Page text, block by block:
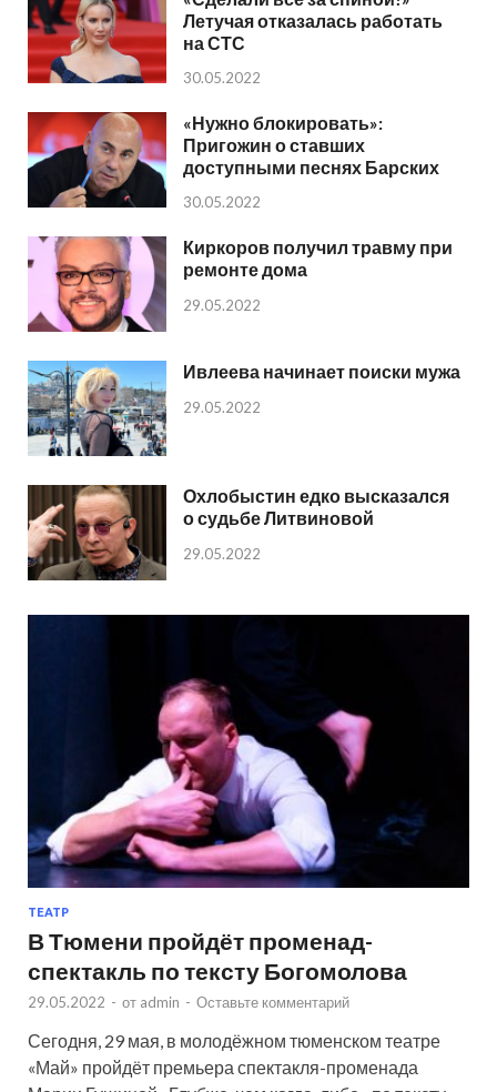
Летучая отказалась работать
на СТС
30.05.2022
«Нужно блокировать»:
Пригожин о ставших
доступными песнях Барских
30.05.2022
Киркоров получил травму при
ремонте дома
29.05.2022
Ивлеева начинает поиски мужа
29.05.2022
Охлобыстин едко высказался
о судьбе Литвиновой
29.05.2022
ТЕАТР
В Тюмени пройдёт променад-
спектакль по тексту Богомолова
29.05.2022 - от admin - Оставьте комментарий
Сегодня, 29 мая, в молодёжном тюменском театре
«Май» пройдёт премьера спектакля-променада